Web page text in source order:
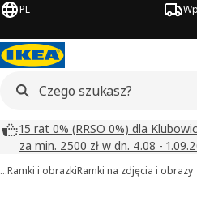
PL
15 rat 0% (RRSO 0%) dla
za min. 2500 zł w dn. 4.08 -
…Ramki i obrazkiRamki na zdjęcia i obrazy